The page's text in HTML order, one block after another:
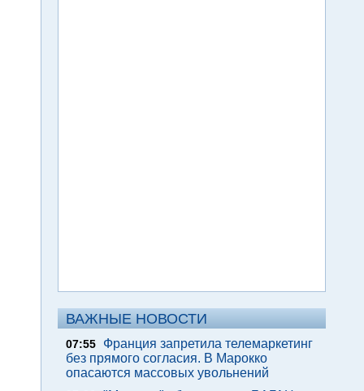
ВАЖНЫЕ НОВОСТИ
07:55
Франция запретила телемаркетинг
без прямого согласия. В Марокко
опасаются массовых увольнений